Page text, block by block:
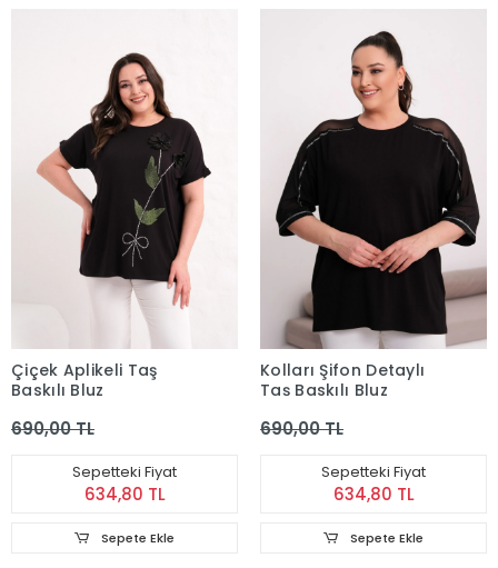
Çiçek Aplikeli Taş
Baskılı Bluz
690,00 TL
Sepetteki Fiyat
634,80 TL
Sepete Ekle
Kolları Şifon Detaylı
Taş Baskılı Bluz
690,00 TL
Sepetteki Fiyat
634,80 TL
Sepete Ekle